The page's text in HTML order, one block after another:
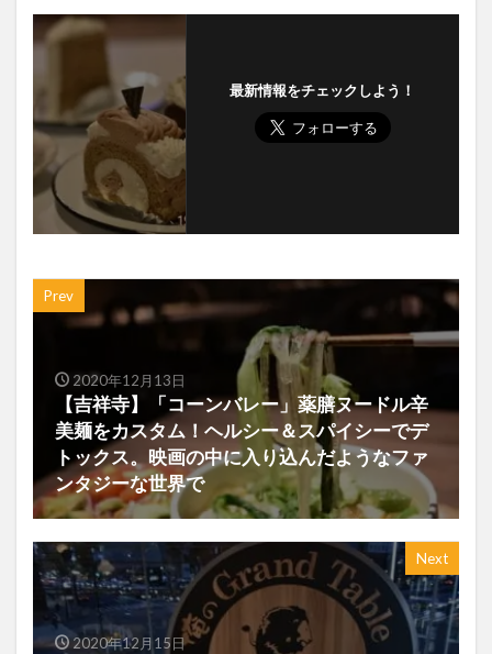
最新情報をチェックしよう！
Prev
2020年12月13日
【吉祥寺】「コーンバレー」薬膳ヌードル辛
美麺をカスタム！ヘルシー＆スパイシーでデ
トックス。映画の中に入り込んだようなファ
ンタジーな世界で
Next
2020年12月15日